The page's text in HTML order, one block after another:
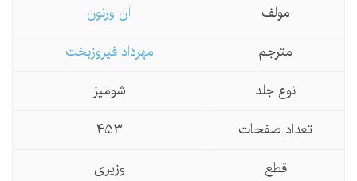
مولف
آن ورنون
مترجم
مهرداد فیروزبخت
نوع جلد
شومیز
تعداد صفحات
453
قطع
وزیری